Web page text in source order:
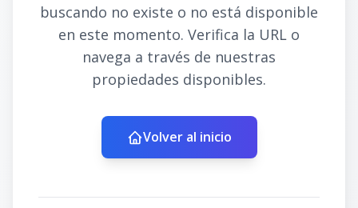
buscando no existe o no está disponible
en este momento. Verifica la URL o
navega a través de nuestras
propiedades disponibles.
Volver al inicio